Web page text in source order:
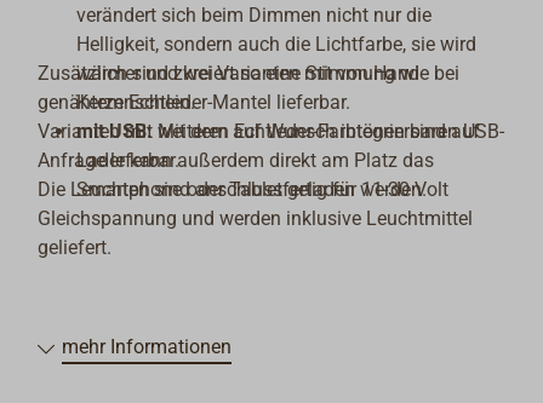
verändert sich beim Dimmen nicht nur die
Helligkeit, sondern auch die Lichtfarbe, sie wird
wärmer und kreiert so eine Stimmung wie bei
Kerzenschein.
mit USB: Mit dem auf Wunsch integrierbaren USB-
Lader kann außerdem direkt am Platz das
Smartphone oder Tablet geladen werden.
Zusätzlich sind zwei Varianten mit von Hand
genähtem Echtleder-Mantel lieferbar.
Varianten mit weiteren Echtleder-Farbtönen sind auf
Anfrage leferbar.
Die Leuchten sind anschlussfertig für 11-30 Volt
Gleichspannung und werden inklusive Leuchtmittel
geliefert.
mehr Informationen